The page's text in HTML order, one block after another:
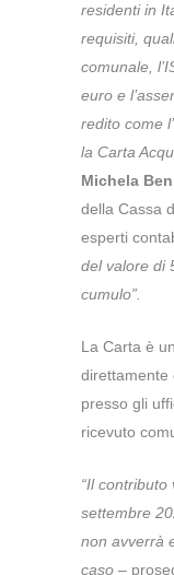
residenti in
requisiti,
comunale,
euro e
redito come
la Carta
Michela
della Cassa
esperti
del valore di
cumulo”.
La Carta è
direttamente
presso gli
ricevuto
“Il contributo
settembre
non avverrà
caso –